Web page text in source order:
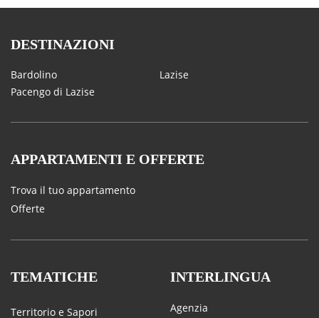
DESTINAZIONI
Bardolino
Lazise
Pacengo di Lazise
APPARTAMENTI E OFFERTE
Trova il tuo appartamento
Offerte
TEMATICHE
Territorio e Sapori
INTERLINGUA
Agenzia